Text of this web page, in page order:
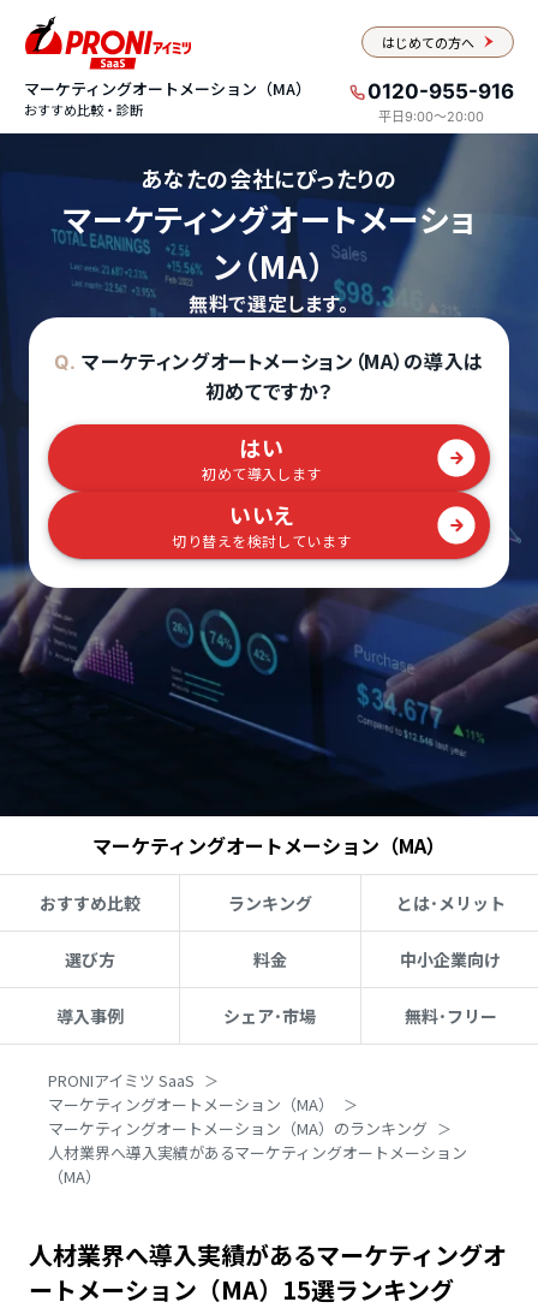
はじめての方へ
マーケティングオートメーション（MA）
おすすめ比較・診断
0120-955-916
平日9:00〜20:00
あなたの会社にぴったりの
マーケティングオートメーショ
ン（MA）
無料で選定します。
Q. マーケティングオートメーション（MA）の導入は
初めてですか？
はい
初めて導入します
いいえ
切り替えを検討しています
マーケティングオートメーション（MA）
おすすめ比較 ランキング とは･メリット
選び方 料金 中小企業向け
導入事例 シェア･市場 無料･フリー
PRONIアイミツ SaaS
マーケティングオートメーション（MA）
マーケティングオートメーション（MA）のランキング
人材業界へ導入実績があるマーケティングオートメーション
（MA）
人材業界へ導入実績があるマーケティングオ
ートメーション（MA）15選ランキング